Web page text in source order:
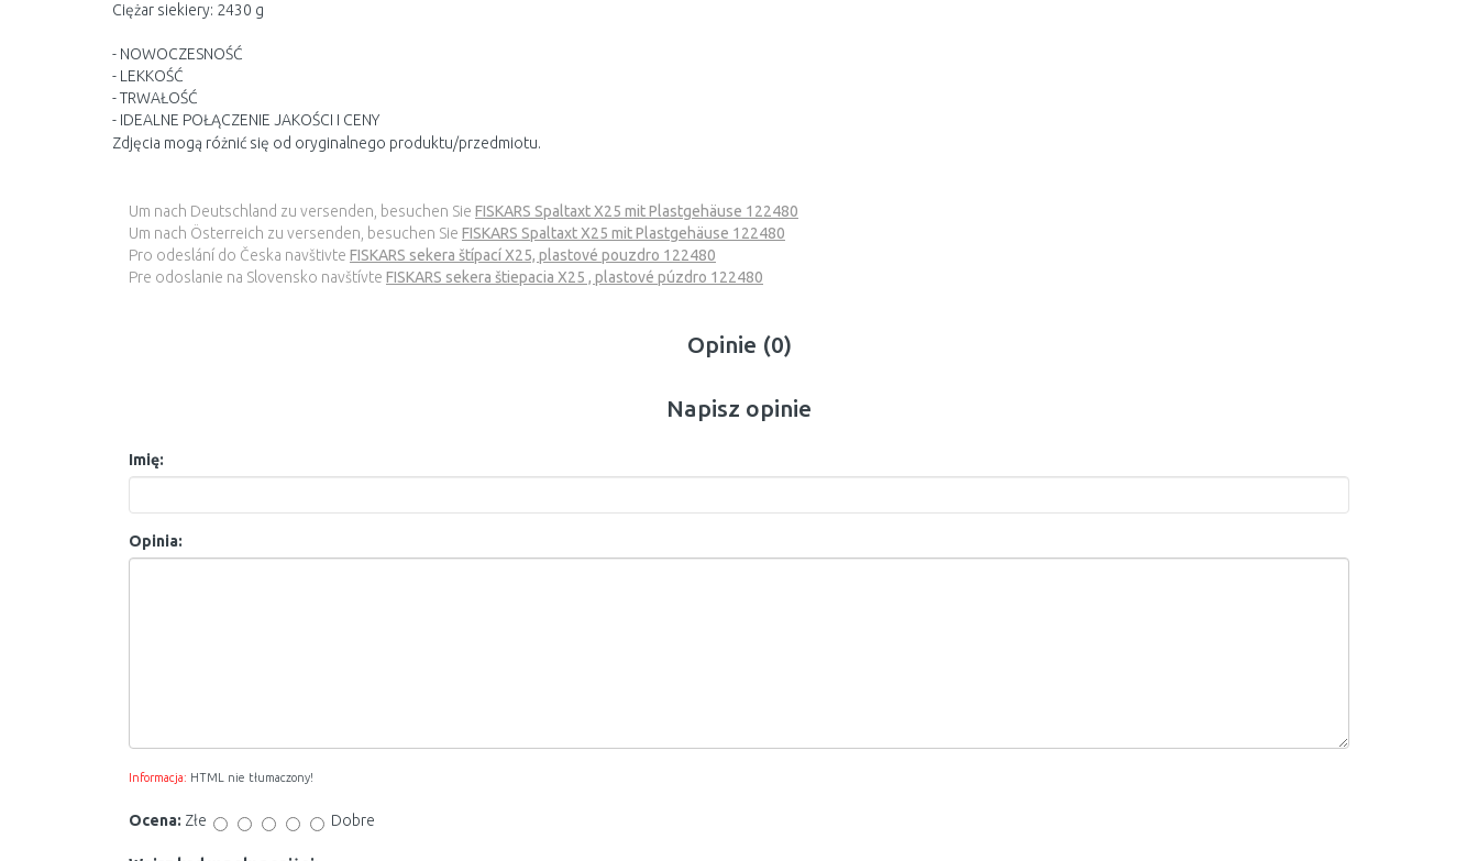
Ciężar siekiery: 2430 g
- NOWOCZESNOŚĆ
- LEKKOŚĆ
- TRWAŁOŚĆ
- IDEALNE POŁĄCZENIE JAKOŚCI I CENY
Zdjęcia mogą różnić się od oryginalnego produktu/przedmiotu.
Um nach Deutschland zu versenden, besuchen Sie FISKARS Spaltaxt X25 mit Plastgehäuse 122480
Um nach Österreich zu versenden, besuchen Sie FISKARS Spaltaxt X25 mit Plastgehäuse 122480
Pro odeslání do Česka navštivte FISKARS sekera štípací X25, plastové pouzdro 122480
Pre odoslanie na Slovensko navštívte FISKARS sekera štiepacia X25 , plastové púzdro 122480
Opinie (0)
Napisz opinie
Imię:
Opinia:
Informacja: HTML nie tłumaczony!
Ocena: Złe Dobre